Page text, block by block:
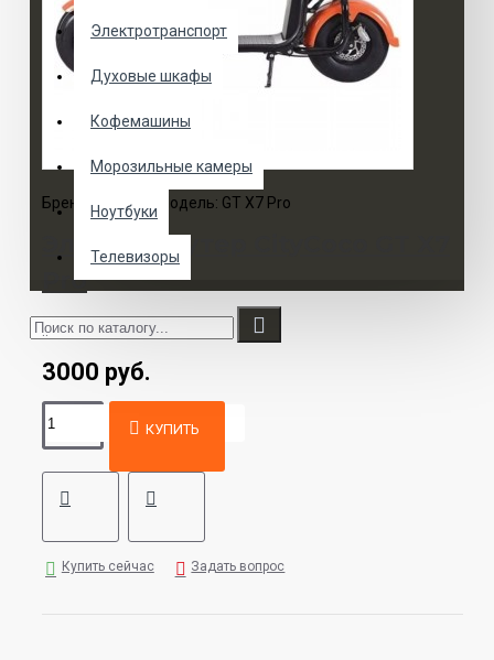
Электротранспорт
Духовые шкафы
Кофемашины
Морозильные камеры
Ноутбуки
Телевизоры
Бренд: CityCoco Модель: GT X7 Pro
Электроскутер CityCoco GT X7
Pro
..
3000 руб.
КУПИТЬ
Купить сейчас Задать вопрос